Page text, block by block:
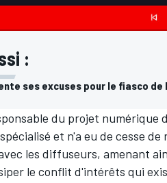
:
ses excuses pour le fiasco de
du projet numérique
et n'a eu de cesse
les diffuseurs, amenant
le conflit d'intérêts qui